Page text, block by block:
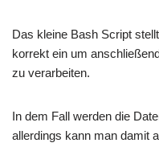
Das kleine Bash Script
korrekt ein um
zu verarbeiten.
In dem Fall werden die
allerdings kann man damit